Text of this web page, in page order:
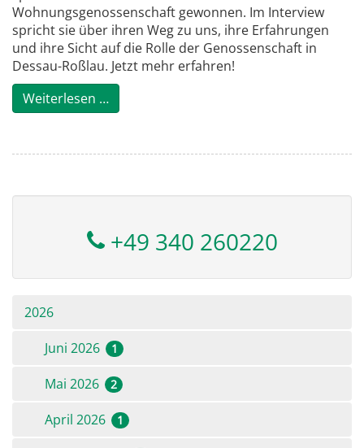
Wohnungsgenossenschaft gewonnen. Im Interview
spricht sie über ihren Weg zu uns, ihre Erfahrungen
und ihre Sicht auf die Rolle der Genossenschaft in
Dessau-Roßlau. Jetzt mehr erfahren!
Weiterlesen …Zeitgenossen - Im Interview mit Lucia
+49 340 260220
2026
Juni 2026
1
Mai 2026 2
April 2026 1